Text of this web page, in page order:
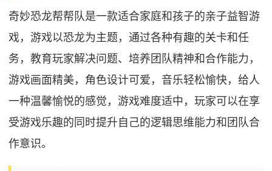
奇妙恐龙帮帮队是一款适合家庭和孩子的亲子益智游
戏，游戏以恐龙为主题，通过各种有趣的关卡和任
务，教育玩家解决问题、培养团队精神和合作能力，
游戏画面精美，角色设计可爱，音乐轻松愉快，给人
一种温馨愉悦的感觉，游戏难度适中，玩家可以在享
受游戏乐趣的同时提升自己的逻辑思维能力和团队合
作意识。